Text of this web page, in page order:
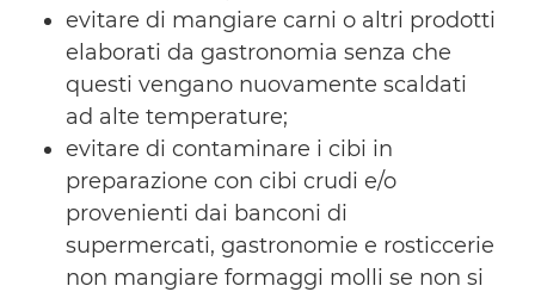
evitare di mangiare carni o altri prodotti
elaborati da gastronomia senza che
questi vengano nuovamente scaldati
ad alte temperature;
evitare di contaminare i cibi in
preparazione con cibi crudi e/o
provenienti dai banconi di
supermercati, gastronomie e rosticcerie
non mangiare formaggi molli se non si